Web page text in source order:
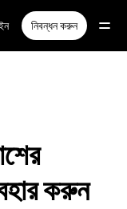
নিবন্ধন করুন
করুন